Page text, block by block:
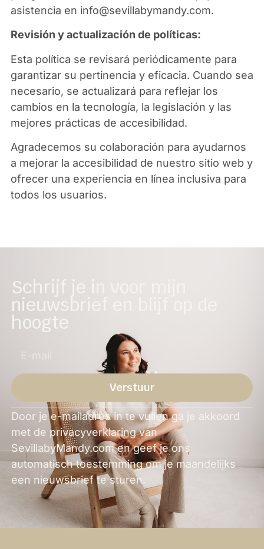
asistencia en info@sevillabymandy.com.
Revisión y actualización de políticas:
Esta política se revisará periódicamente para
garantizar su pertinencia y eficacia. Cuando sea
necesario, se actualizará para reflejar los
cambios en la tecnología, la legislación y las
mejores prácticas de accesibilidad.
Agradecemos su colaboración para ayudarnos
a mejorar la accesibilidad de nuestro sitio web y
ofrecer una experiencia en línea inclusiva para
todos los usuarios.
Schrijf je in voor mijn
nieuwsbrief en blijf op de
hoogte
Verstuur
Alternative:
Door je e-mailadres in te vullen ga je akkoord
met de privacyverklaring van
SevillabyMandy.com en geef je ons
automatisch toestemming om je maandelijks
een nieuwsbrief te sturen.